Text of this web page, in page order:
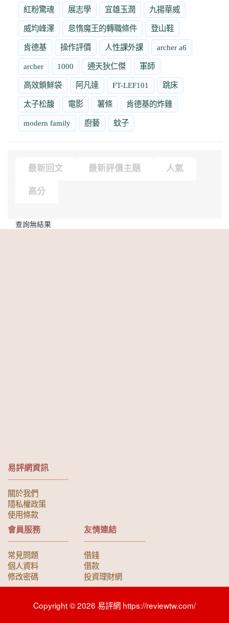
紅粉驚魂 展志學 宜雄玉潤 九揚華威
威均峰澤 怠惰魔王的轉職條件 登山鞋
肯德基 操作評價 人性課外課 archer a6
archer 1000 通天狄仁傑 軍師
高效鎖鮮袋 阿凡達 FT-LEF101 跳床
太子松馥 電影 薯條 肯德基的炸雞
modern family 廚藝 蚊子
最新回文 最新評價主題 人氣
高分
查詢無結果
易評網資訊
關於我們
隱私權政策
使用條款
會員服務
常見問題
個人資料
修改密碼
友情連結
借錢
借款
投資理財網
Copyright © 2026 易評網 https://reviewtw.com/